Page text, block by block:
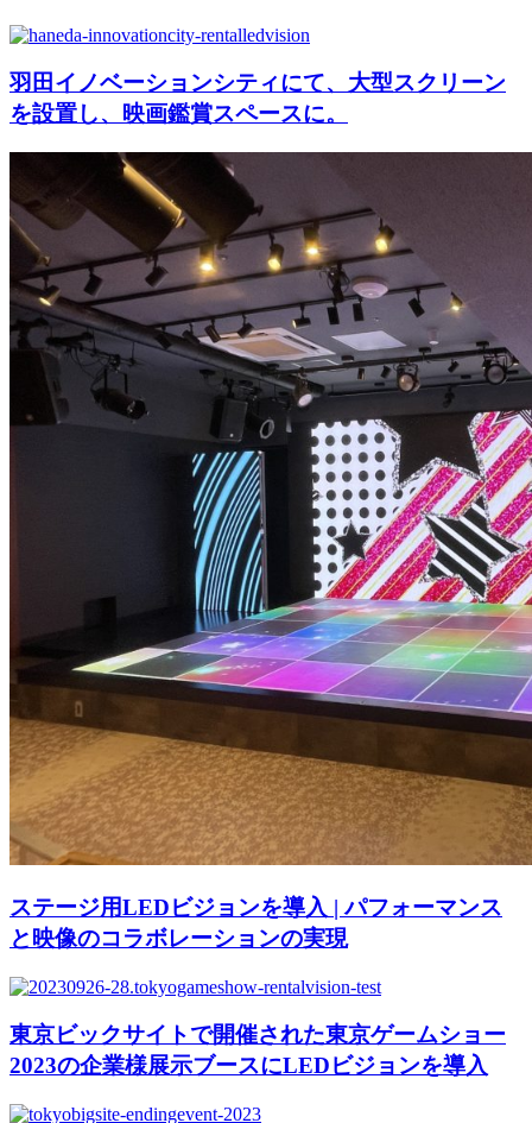
羽田イノベーションシティにて、大型スクリーン
を設置し、映画鑑賞スペースに。
ステージ用LEDビジョンを導入 | パフォーマンス
と映像のコラボレーションの実現
東京ビックサイトで開催された東京ゲームショー
2023の企業様展示ブースにLEDビジョンを導入